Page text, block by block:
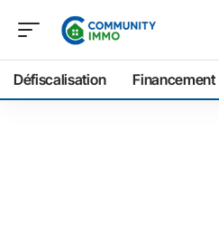
Défiscalisation Financement